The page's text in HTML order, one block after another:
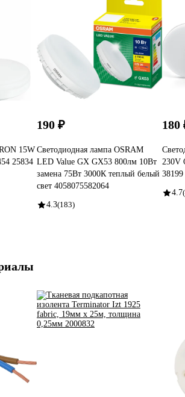
15W
25834
190 ₽
Светодиодная лампа OSRAM
LED Value GX GX53 800лм 10Вт
замена 75Вт 3000К теплый белый
свет 4058075582064
4.3(183)
180
230V
38199
4.7